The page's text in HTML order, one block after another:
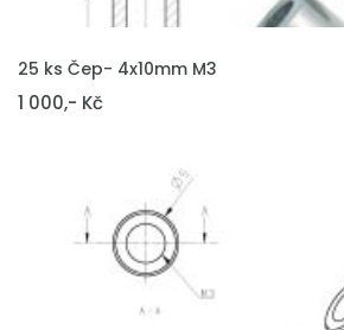
VLOŽIT DO KOŠÍKU
25 ks Čep- 4x10mm M3
1 000,- Kč